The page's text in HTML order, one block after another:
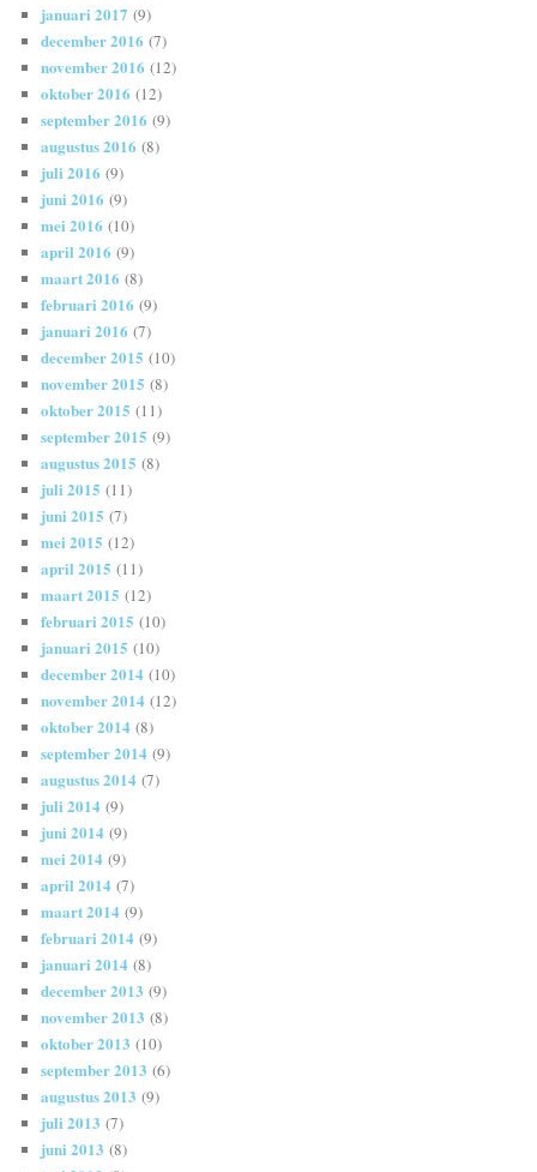
januari 2017 (9)
december 2016 (7)
november 2016 (12)
oktober 2016 (12)
september 2016 (9)
augustus 2016 (8)
juli 2016 (9)
juni 2016 (9)
mei 2016 (10)
april 2016 (9)
maart 2016 (8)
februari 2016 (9)
januari 2016 (7)
december 2015 (10)
november 2015 (8)
oktober 2015 (11)
september 2015 (9)
augustus 2015 (8)
juli 2015 (11)
juni 2015 (7)
mei 2015 (12)
april 2015 (11)
maart 2015 (12)
februari 2015 (10)
januari 2015 (10)
december 2014 (10)
november 2014 (12)
oktober 2014 (8)
september 2014 (9)
augustus 2014 (7)
juli 2014 (9)
juni 2014 (9)
mei 2014 (9)
april 2014 (7)
maart 2014 (9)
februari 2014 (9)
januari 2014 (8)
december 2013 (9)
november 2013 (8)
oktober 2013 (10)
september 2013 (6)
augustus 2013 (9)
juli 2013 (7)
juni 2013 (8)